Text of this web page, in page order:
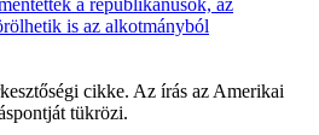
is az alkotmányból
cikke. Az írás az Amerikai
tükrözi.